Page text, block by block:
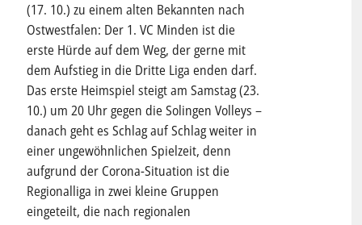
(17. 10.) zu einem alten Bekannten nach
Ostwestfalen: Der 1. VC Minden ist die
erste Hürde auf dem Weg, der gerne mit
dem Aufstieg in die Dritte Liga enden darf.
Das erste Heimspiel steigt am Samstag (23.
10.) um 20 Uhr gegen die Solingen Volleys –
danach geht es Schlag auf Schlag weiter in
einer ungewöhnlichen Spielzeit, denn
aufgrund der Corona-Situation ist die
Regionalliga in zwei kleine Gruppen
eingeteilt, die nach regionalen